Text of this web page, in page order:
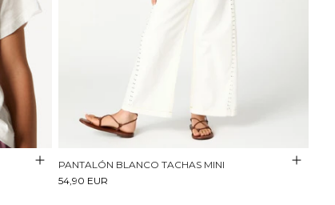
PANTALÓN BLANCO TACHAS MINI
54,90 EUR